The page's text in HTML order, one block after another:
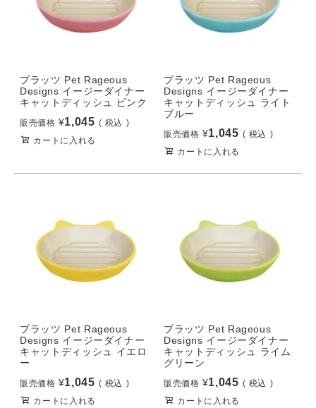
プラッツ Pet Rageous
Designs イージーダイナー
キャットディッシュ ピンク
販売価格 ¥1,045
税込
カートに入れる
プラッツ Pet Rageous
Designs イージーダイナー
キャットディッシュ ライト
ブルー
販売価格 ¥1,045
税込
カートに入れる
プラッツ Pet Rageous
Designs イージーダイナー
キャットディッシュ イエロ
ー
販売価格 ¥1,045
税込
カートに入れる
プラッツ Pet Rageous
Designs イージーダイナー
キャットディッシュ ライム
グリーン
販売価格 ¥1,045
税込
カートに入れる